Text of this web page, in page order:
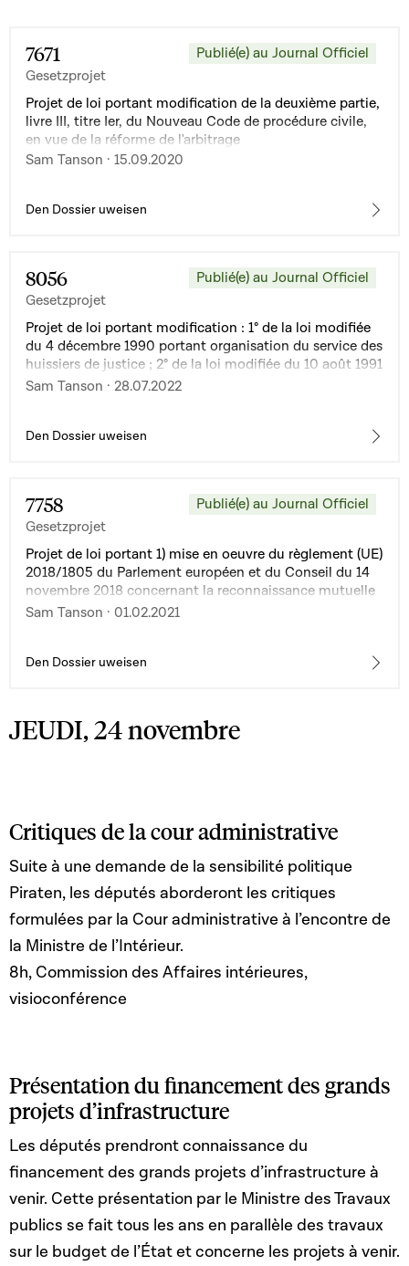
7671
Gesetzprojet
Publié(e) au Journal Officiel
Projet de loi portant modification de la deuxième partie,
livre III, titre Ier, du Nouveau Code de procédure civile,
en vue de la réforme de l'arbitrage
Sam Tanson · 15.09.2020
Den Dossier uweisen
8056
Gesetzprojet
Publié(e) au Journal Officiel
Projet de loi portant modification : 1° de la loi modifiée
du 4 décembre 1990 portant organisation du service des
huissiers de justice ; 2° de la loi modifiée du 10 août 1991
sur la profession d'avocat
Sam Tanson · 28.07.2022
Den Dossier uweisen
7758
Gesetzprojet
Publié(e) au Journal Officiel
Projet de loi portant 1) mise en oeuvre du règlement (UE)
2018/1805 du Parlement européen et du Conseil du 14
novembre 2018 concernant la reconnaissance mutuelle
des décisions de gel et des décisions de confiscation et
européen et du Conseil du 3 avril 2014 concernant la
3°modification de la loi modifiée du 8 août 2000 sur
l'entraide judiciaire internationale en matière pénale
Sam Tanson · 01.02.2021
Den Dossier uweisen
JEUDI, 24 novembre
Critiques de la cour administrative
Suite à une demande de la sensibilité politique
Piraten, les députés aborderont les critiques
formulées par la Cour administrative à l’encontre de
la Ministre de l’Intérieur.
8h, Commission des Affaires intérieures,
visioconférence
Présentation du financement des grands
projets d’infrastructure
Les députés prendront connaissance du
financement des grands projets d’infrastructure à
venir. Cette présentation par le Ministre des Travaux
publics se fait tous les ans en parallèle des travaux
sur le budget de l’État et concerne les projets à venir.